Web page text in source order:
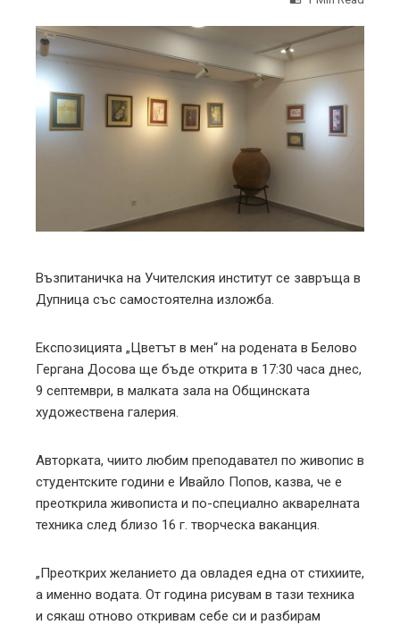
Възпитаничка на Учителския институт се завръща в
Дупница със самостоятелна изложба.
Експозицията „Цветът в мен“ на родената в Белово
Гергана Досова ще бъде открита в 17:30 часа днес,
9 септември, в малката зала на Общинската
художествена галерия.
Авторката, чиито любим преподавател по живопис в
студентските години е Ивайло Попов, казва, че е
преоткрила живописта и по-специално акварелната
техника след близо 16 г. творческа ваканция.
„Преоткрих желанието да овладея една от стихиите,
а именно водата. От година рисувам в тази техника
и сякаш отново откривам себе си и разбирам